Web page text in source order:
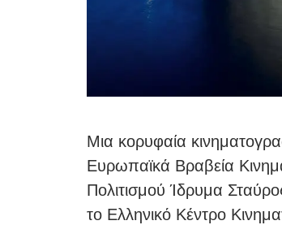
Μια κορυφαία
Ευρωπαϊκά Βραβεία
Πολιτισμού Ίδρυμα
το Ελληνικό Κέντρο